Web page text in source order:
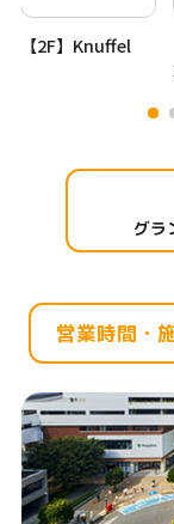
【2F】Knuffel
グラ
営業時間・